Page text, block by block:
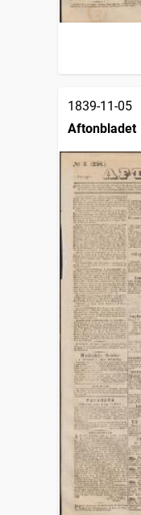
1839-11-05
Aftonbladet